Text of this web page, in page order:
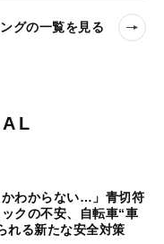
グの一覧を見る
かわからない…」青切符
クの不安、自転車“車
れる新たな安全対策